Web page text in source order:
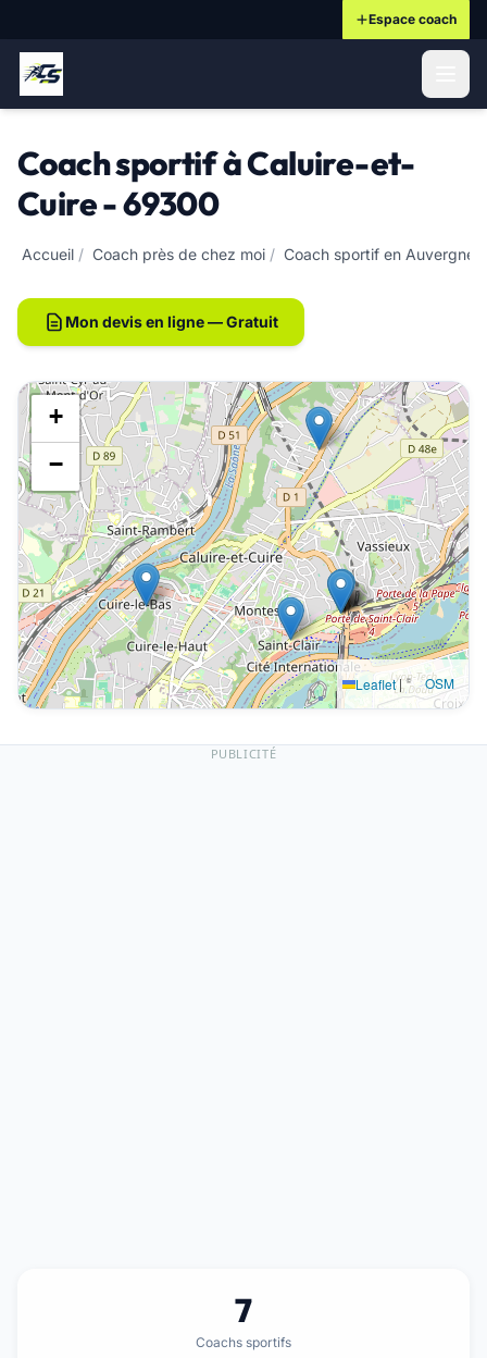
Espace coach
Coach sportif à Caluire-et-
Cuire - 69300
Accueil / Coach près de chez moi / Coach sportif en Auvergne-
Mon devis en ligne — Gratuit
+
−
Leaflet|© OSM
PUBLICITÉ
7
Coachs sportifs